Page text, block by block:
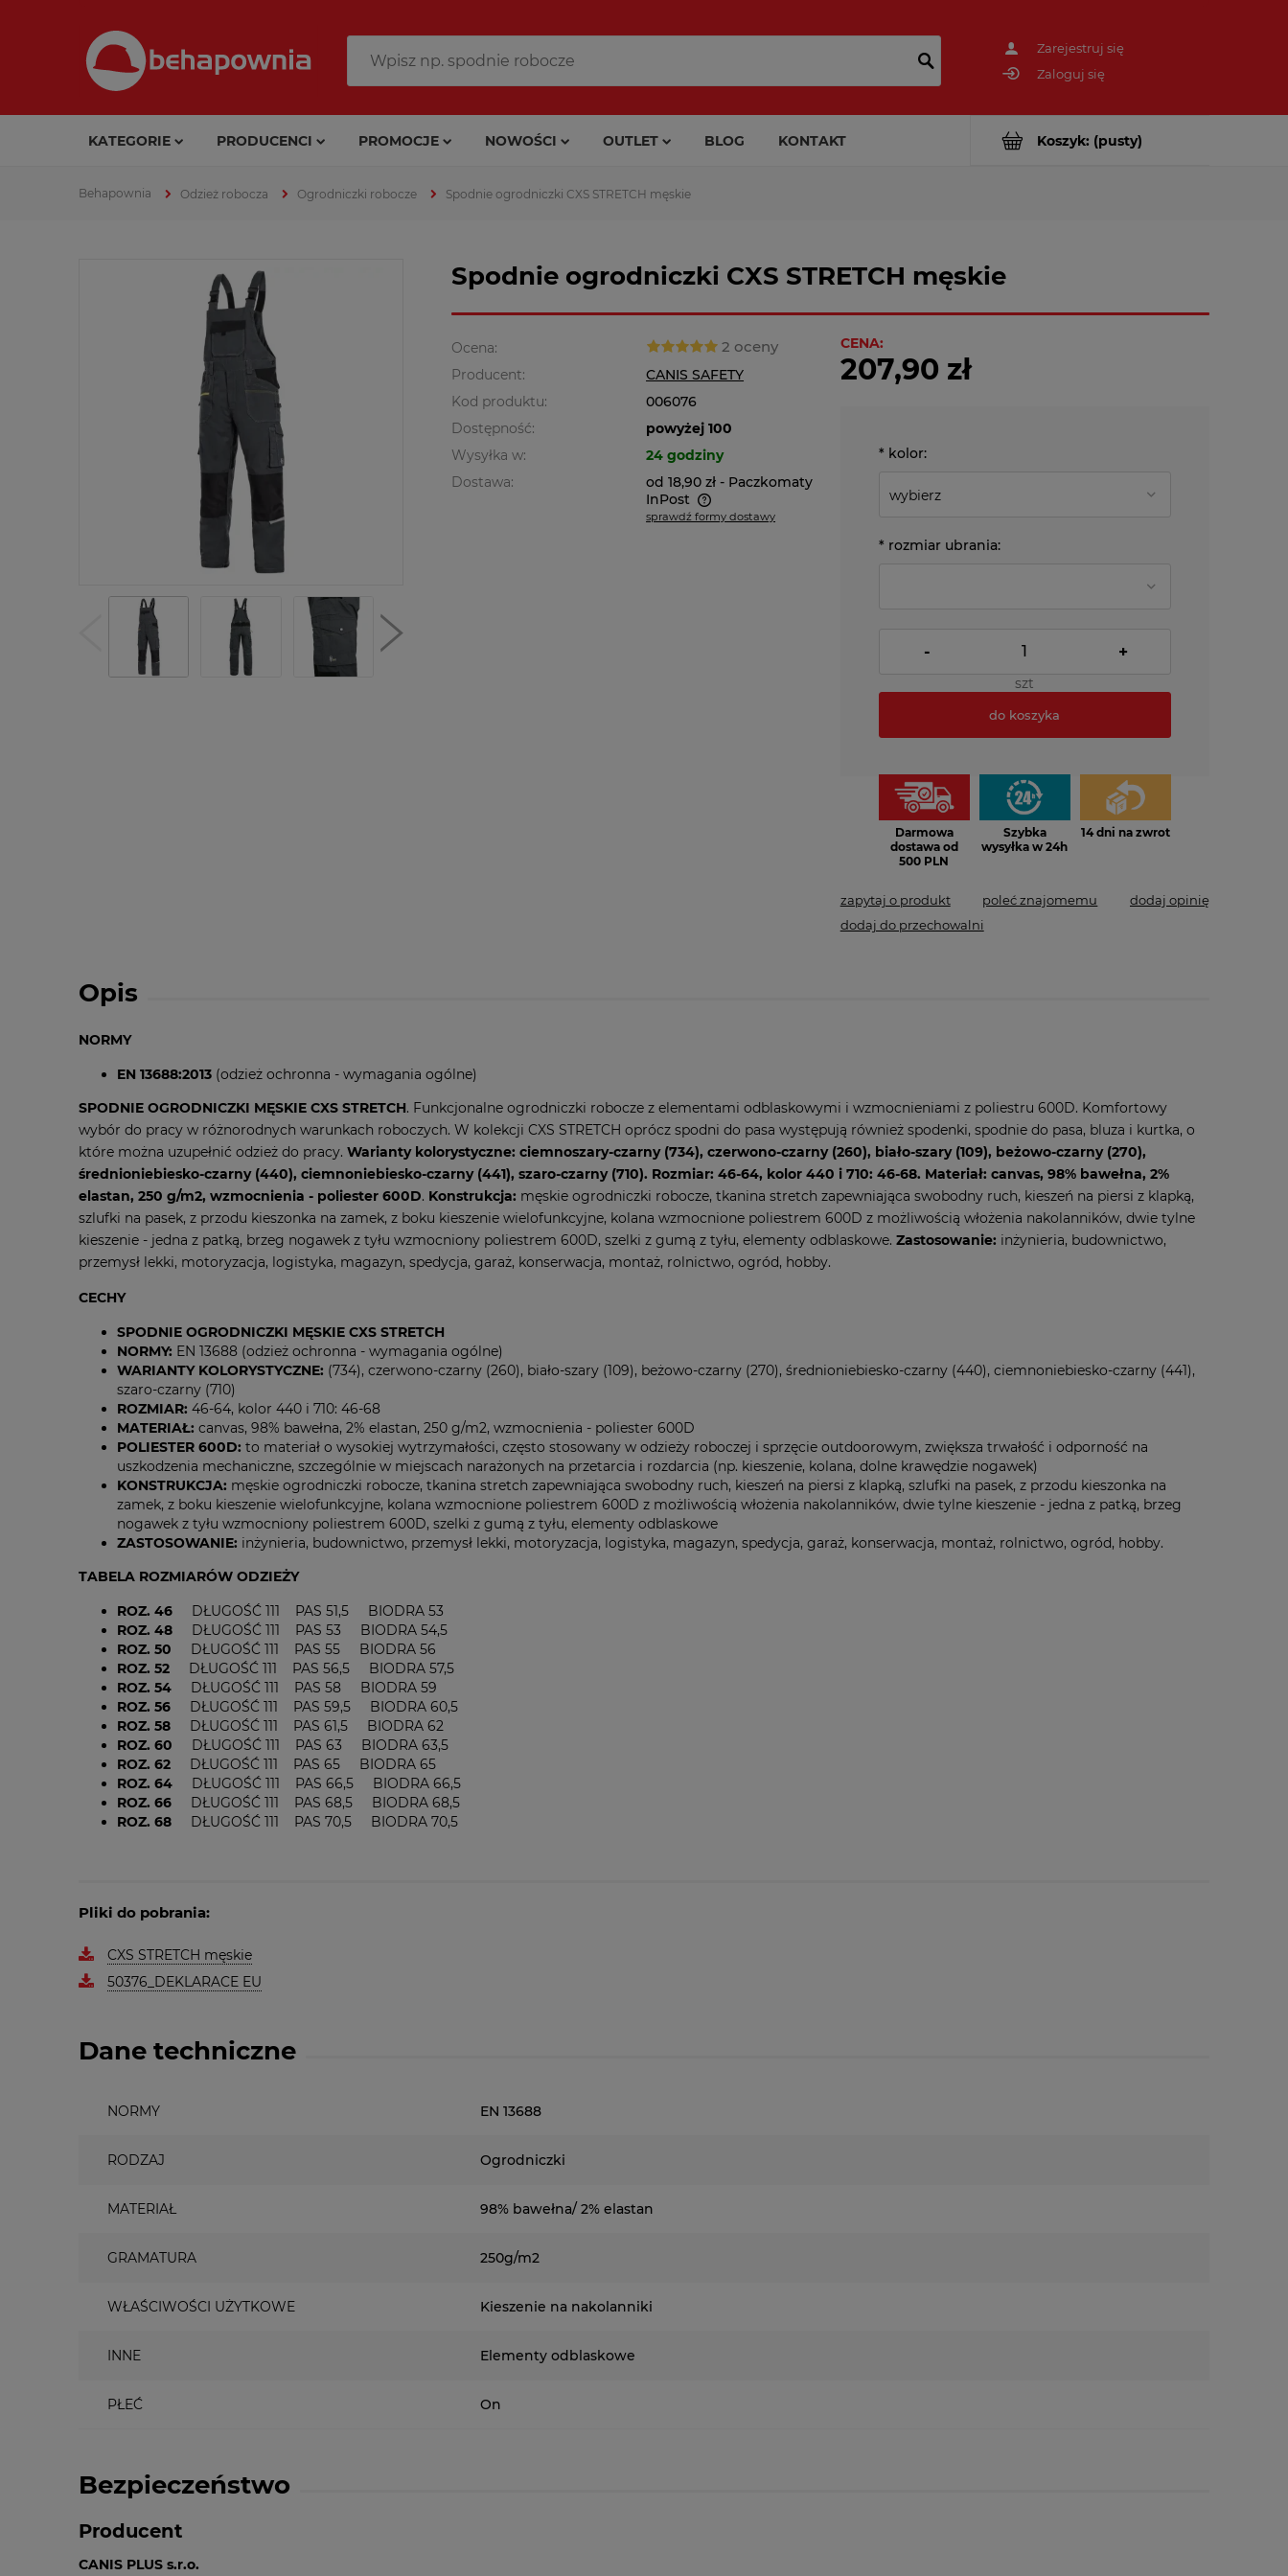
Zarejestruj się
Zaloguj się
Koszyk: (pusty)
KATEGORIE PRODUCENCI PROMOCJE NOWOŚCI OUTLET BLOG KONTAKT
Odzież robocza Ogrodniczki robocze Spodnie ogrodniczki CXS STRETCH męskie
Spodnie ogrodniczki CXS STRETCH męskie
Ocena: 2 oceny
Producent:
CANIS SAFETY
Kod produktu:
006076
Dostępność:
powyżej 100
Wysyłka w:
24 godziny
Dostawa:
od 18,90 zł - Paczkomaty
InPost
sprawdź formy dostawy
CENA:
207,90 zł
* kolor:
* rozmiar ubrania:
- +
szt
do koszyka
Darmowa
dostawa od
500 PLN
Szybka
wysyłka w 24h
14 dni na zwrot
zapytaj o produkt poleć znajomemu
dodaj opinię
dodaj do przechowalni
Opis
NORMY
EN 13688:2013 (odzież ochronna - wymagania ogólne)
SPODNIE OGRODNICZKI MĘSKIE CXS STRETCH. Funkcjonalne ogrodniczki robocze z elementami odblaskowymi i wzmocnieniami z poliestru 600D. Komfortowy
wybór do pracy w różnorodnych warunkach roboczych. W kolekcji CXS STRETCH oprócz spodni do pasa występują również spodenki, spodnie do pasa, bluza i kurtka, o
które można uzupełnić odzież do pracy. Warianty kolorystyczne: ciemnoszary-czarny (734), czerwono-czarny (260), biało-szary (109), beżowo-czarny (270),
średnioniebiesko-czarny (440), ciemnoniebiesko-czarny (441), szaro-czarny (710). Rozmiar: 46-64, kolor 440 i 710: 46-68. Materiał: canvas, 98% bawełna, 2%
elastan, 250 g/m2, wzmocnienia - poliester 600D. Konstrukcja: męskie ogrodniczki robocze, tkanina stretch zapewniająca swobodny ruch, kieszeń na piersi z klapką,
szlufki na pasek, z przodu kieszonka na zamek, z boku kieszenie wielofunkcyjne, kolana wzmocnione poliestrem 600D z możliwością włożenia nakolanników, dwie tylne
kieszenie - jedna z patką, brzeg nogawek z tyłu wzmocniony poliestrem 600D, szelki z gumą z tyłu, elementy odblaskowe. Zastosowanie: inżynieria, budownictwo,
przemysł lekki, motoryzacja, logistyka, magazyn, spedycja, garaż, konserwacja, montaż, rolnictwo, ogród, hobby.
CECHY
SPODNIE OGRODNICZKI MĘSKIE CXS STRETCH
NORMY: EN 13688 (odzież ochronna - wymagania ogólne)
WARIANTY KOLORYSTYCZNE: (734), czerwono-czarny (260), biało-szary (109), beżowo-czarny (270), średnioniebiesko-czarny (440), ciemnoniebiesko-czarny (441),
szaro-czarny (710)
ROZMIAR: 46-64, kolor 440 i 710: 46-68
MATERIAŁ: canvas, 98% bawełna, 2% elastan, 250 g/m2, wzmocnienia - poliester 600D
POLIESTER 600D: to materiał o wysokiej wytrzymałości, często stosowany w odzieży roboczej i sprzęcie outdoorowym, zwiększa trwałość i odporność na
uszkodzenia mechaniczne, szczególnie w miejscach narażonych na przetarcia i rozdarcia (np. kieszenie, kolana, dolne krawędzie nogawek)
KONSTRUKCJA: męskie ogrodniczki robocze, tkanina stretch zapewniająca swobodny ruch, kieszeń na piersi z klapką, szlufki na pasek, z przodu kieszonka na
zamek, z boku kieszenie wielofunkcyjne, kolana wzmocnione poliestrem 600D z możliwością włożenia nakolanników, dwie tylne kieszenie - jedna z patką, brzeg
nogawek z tyłu wzmocniony poliestrem 600D, szelki z gumą z tyłu, elementy odblaskowe
ZASTOSOWANIE: inżynieria, budownictwo, przemysł lekki, motoryzacja, logistyka, magazyn, spedycja, garaż, konserwacja, montaż, rolnictwo, ogród, hobby.
TABELA ROZMIARÓW ODZIEŻY
ROZ. 46 DŁUGOŚĆ 111 PAS 51,5 BIODRA 53
ROZ. 48
DŁUGOŚĆ 111 PAS 53 BIODRA 54,5
ROZ. 50
DŁUGOŚĆ 111 PAS 55 BIODRA 56
ROZ. 52
DŁUGOŚĆ 111 PAS 56,5 BIODRA 57,5
ROZ. 54 DŁUGOŚĆ 111 PAS 58 BIODRA 59
ROZ. 56 DŁUGOŚĆ 111 PAS 59,5 BIODRA 60,5
ROZ. 58
DŁUGOŚĆ 111 PAS 61,5 BIODRA 62
ROZ. 60 DŁUGOŚĆ 111 PAS 63 BIODRA 63,5
ROZ. 62 DŁUGOŚĆ 111 PAS 65 BIODRA 65
ROZ. 64 DŁUGOŚĆ 111 PAS 66,5 BIODRA 66,5
ROZ. 66 DŁUGOŚĆ 111 PAS 68,5 BIODRA 68,5
ROZ. 68 DŁUGOŚĆ 111 PAS 70,5 BIODRA 70,5
Pliki do pobrania:
CXS STRETCH męskie
50376_DEKLARACE EU
Dane techniczne
NORMY EN 13688
RODZAJ Ogrodniczki
MATERIAŁ 98% bawełna/ 2% elastan
GRAMATURA 250g/m2
WŁAŚCIWOŚCI UŻYTKOWE Kieszenie na nakolanniki
INNE Elementy odblaskowe
PŁEĆ On
Bezpieczeństwo
Producent
CANIS PLUS s.r.o.